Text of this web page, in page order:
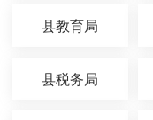
县教育局
县税务局